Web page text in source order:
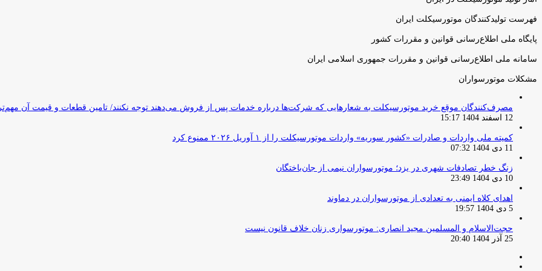
فهرست تولیدکنندگان موتورسیکلت ایران
پایگاه ملی اطلاع‌رسانی قوانین و مقررات کشور
سامانه ملی اطلاع‌رسانی قوانین و مقررات جمهوری اسلامی ایران
مشکلات موتورسواران
مصرف‌کنندگان موقع خرید موتورسیکلت به شعارهایی که شرکت‌ها درباره خدمات پس از فروش می‌دهند توجه نکنند/ تامین قطعات و قیمت آن
12 اسفند 1404 15:17
کمیته ملی واردات و صادرات «کشور سوریه» واردات موتورسیکلت را از ۱ آوریل ۲۰۲۶ ممنوع کرد
11 دی 1404 07:32
زنگ خطر تصادفات شهری در یزد؛ موتورسواران نیمی از جان‌باختگان
10 دی 1404 23:49
اهدای کلاه ایمنی به تعدادی از موتورسواران در دماوند
5 دی 1404 19:57
حجت‌الاسلام و المسلمین مجید انصاری: موتورسواری زنان خلاف قانون نیست
25 آذر 1404 20:40